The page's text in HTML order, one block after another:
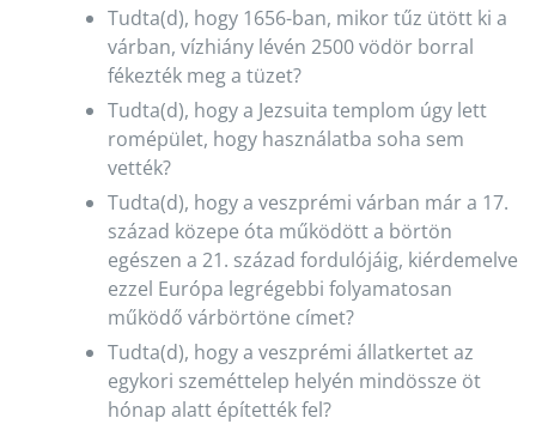
Tudta(d), hogy 1656-ban, mikor tűz ütött ki a
várban, vízhiány lévén 2500 vödör borral
fékezték meg a tüzet?
Tudta(d), hogy a Jezsuita templom úgy lett
romépület, hogy használatba soha sem
vették?
Tudta(d), hogy a veszprémi várban már a 17.
század közepe óta működött a börtön
egészen a 21. század fordulójáig, kiérdemelve
ezzel Európa legrégebbi folyamatosan
működő várbörtöne címet?
Tudta(d), hogy a veszprémi állatkertet az
egykori szeméttelep helyén mindössze öt
hónap alatt építették fel?